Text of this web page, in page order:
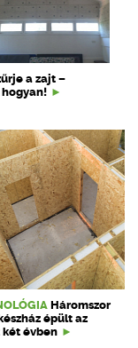
a zajt –
Háromszor
épült az
évben